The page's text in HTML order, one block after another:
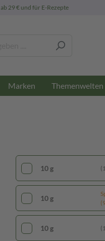
ab 29 € und für E-Rezepte
Marken Themenwelten
10 g
10 g
10 g